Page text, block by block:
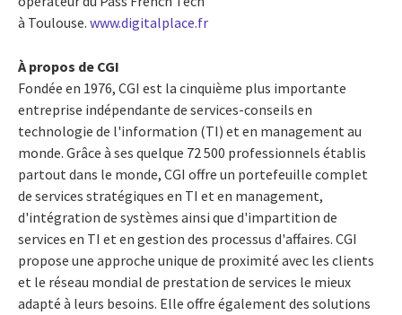
à Toulouse. www.digitalplace.fr
À propos de CGI
Fondée en 1976, CGI est la cinquième plus importante
entreprise indépendante de services-conseils en
technologie de l'information (TI) et en management au
monde. Grâce à ses quelque 72 500 professionnels établis
partout dans le monde, CGI offre un portefeuille complet
de services stratégiques en TI et en management,
d'intégration de systèmes ainsi que d'impartition de
services en TI et en gestion des processus d'affaires. CGI
propose une approche unique de proximité avec les clients
et le réseau mondial de prestation de services le mieux
adapté à leurs besoins. Elle offre également des solutions